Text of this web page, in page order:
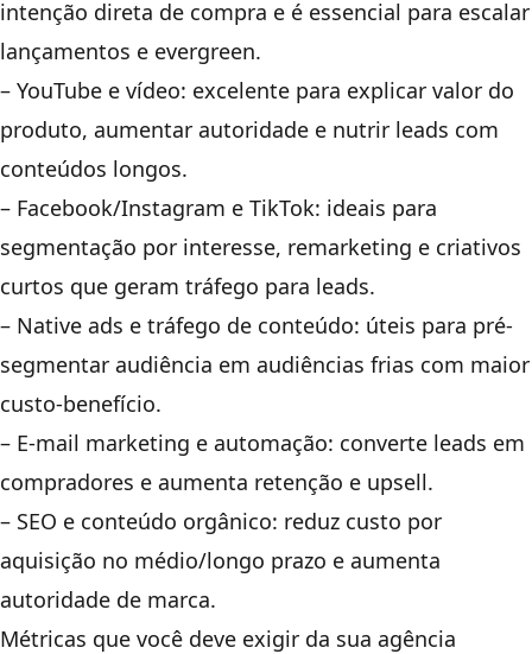
intenção direta de compra e é essencial para escalar
lançamentos e evergreen.
– YouTube e vídeo: excelente para explicar valor do
produto, aumentar autoridade e nutrir leads com
conteúdos longos.
– Facebook/Instagram e TikTok: ideais para
segmentação por interesse, remarketing e criativos
curtos que geram tráfego para leads.
– Native ads e tráfego de conteúdo: úteis para pré-
segmentar audiência em audiências frias com maior
custo-benefício.
– E-mail marketing e automação: converte leads em
compradores e aumenta retenção e upsell.
– SEO e conteúdo orgânico: reduz custo por
aquisição no médio/longo prazo e aumenta
autoridade de marca.
Métricas que você deve exigir da sua agência